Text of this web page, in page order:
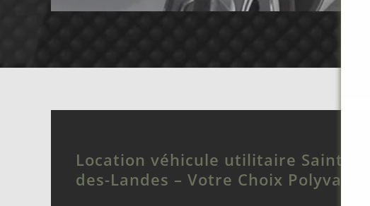
Location véhicule utilitaire Saint-
des-Landes – Votre Choix Polyvalent